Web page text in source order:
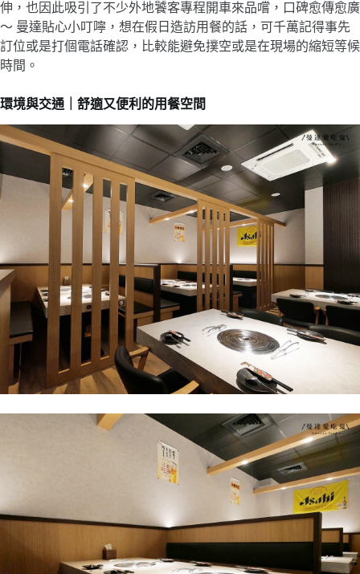
伸，也因此吸引了不少外地饕客專程開車來品嚐，口碑愈傳愈廣
～ 曼達貼心小叮嚀，想在假日造訪用餐的話，可千萬記得事先
訂位或是打個電話確認，比較能避免撲空或是在現場的縮短等候
時間。
環境與交通｜舒適又便利的用餐空間